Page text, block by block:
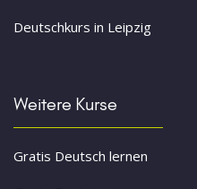
Deutschkurs in Leipzig
Weitere Kurse
Gratis Deutsch lernen